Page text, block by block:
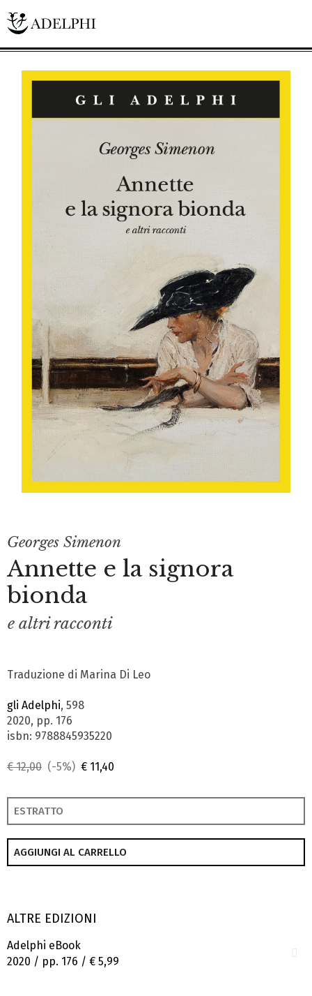
Georges Simenon
Annette e la signora
bionda
e altri racconti
Traduzione di Marina Di Leo
gli Adelphi, 598
2020, pp. 176
isbn: 9788845935220
€ 12,00 (-5%) € 11,40
ESTRATTO
AGGIUNGI AL CARRELLO
ALTRE EDIZIONI
Adelphi eBook
2020 / pp. 176 / € 5,99